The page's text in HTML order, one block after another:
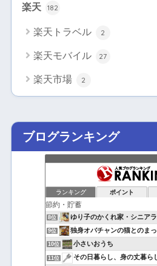
楽天 182
楽天トラベル 2
楽天モバイル 27
楽天市場 2
ブログランキング
ランキング ポイント
8位 ゆり子のかくれ家・シニア
9位 独身オバチャンの猫とのま
10位 小さいおうち
11位 その日暮らし、身の丈暮ら